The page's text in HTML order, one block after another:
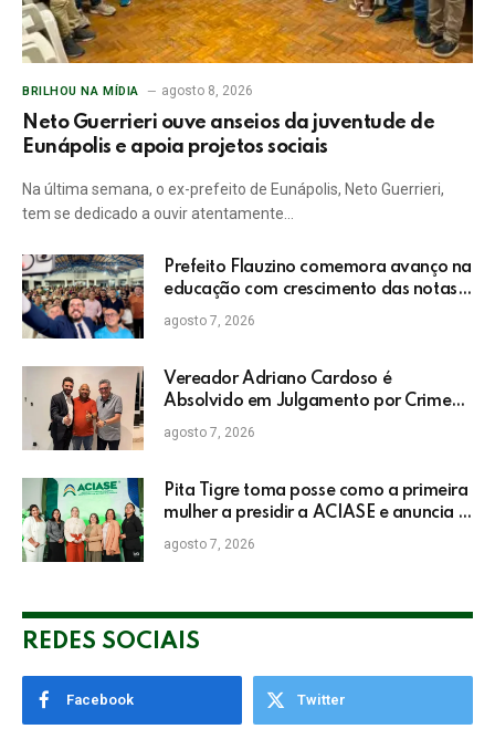
BRILHOU NA MÍDIA agosto 8, 2026
Neto Guerrieri ouve anseios da juventude de
Eunápolis e apoia projetos sociais
Na última semana, o ex-prefeito de Eunápolis, Neto Guerrieri,
tem se dedicado a ouvir atentamente…
Prefeito Flauzino comemora avanço na
educação com crescimento das notas
do IDEB da rede pública de Itabela
agosto 7, 2026
Vereador Adriano Cardoso é
Absolvido em Julgamento por Crime
Eleitoral no TRE
agosto 7, 2026
Pita Tigre toma posse como a primeira
mulher a presidir a ACIASE e anuncia a
retomada do Prêmio Destaque
Empresarial
agosto 7, 2026
REDES SOCIAIS
Facebook Twitter